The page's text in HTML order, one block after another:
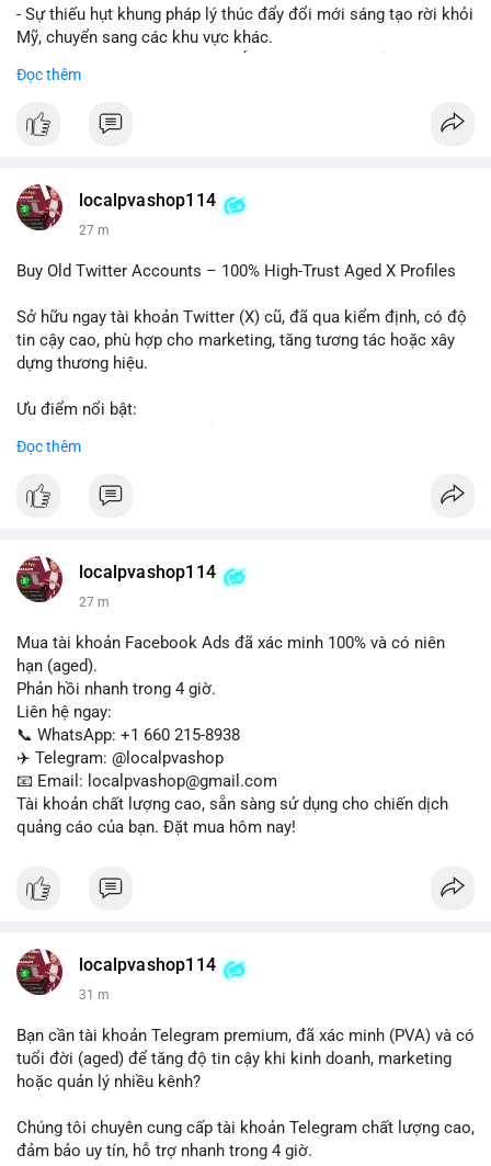
- Sự thiếu hụt khung pháp lý thúc đẩy đổi mới sáng tạo rời khỏi
Mỹ, chuyển sang các khu vực khác.
trường khi Mỹ còn đang lúng túng về luật pháp.
#binancesquare #blockchain
#vlikevn #titanbot
📰 Nguồn: Cointelegraph
Đọc thêm
localpvashop114
27 m
Buy Old Twitter Accounts – 100% High-Trust Aged X Profiles
Sở hữu ngay tài khoản Twitter (X) cũ, đã qua kiểm định, có độ
tin cậy cao, phù hợp cho marketing, tăng tương tác hoặc xây
dựng thương hiệu.
Ưu điểm nổi bật:
- Hồ sơ hoàn chỉnh, giảm nguy cơ bị khóa
✈️ Telegram: @localpvashop
📧 Email: localpvashop@gmail.com
Đọc thêm
localpvashop114
27 m
Mua tài khoản Facebook Ads đã xác minh 100% và có niên
hạn (aged).
Phản hồi nhanh trong 4 giờ.
Liên hệ ngay:
📞 WhatsApp: +1 660 215-8938
✈️ Telegram: @localpvashop
📧 Email: localpvashop@gmail.com
Tài khoản chất lượng cao, sẵn sàng sử dụng cho chiến dịch
quảng cáo của bạn. Đặt mua hôm nay!
localpvashop114
32 m
Bạn cần tài khoản Telegram premium, đã xác minh (PVA) và có
tuổi đời (aged) để tăng độ tin cậy khi kinh doanh, marketing
hoặc quản lý nhiều kênh?
Chúng tôi chuyên cung cấp tài khoản Telegram chất lượng cao,
đảm bảo uy tín, hỗ trợ nhanh trong 4 giờ.